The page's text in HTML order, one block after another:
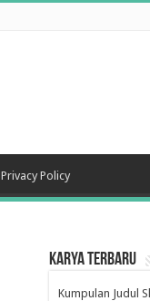
Privacy Policy
Karya Terbaru
Kumpulan Judul